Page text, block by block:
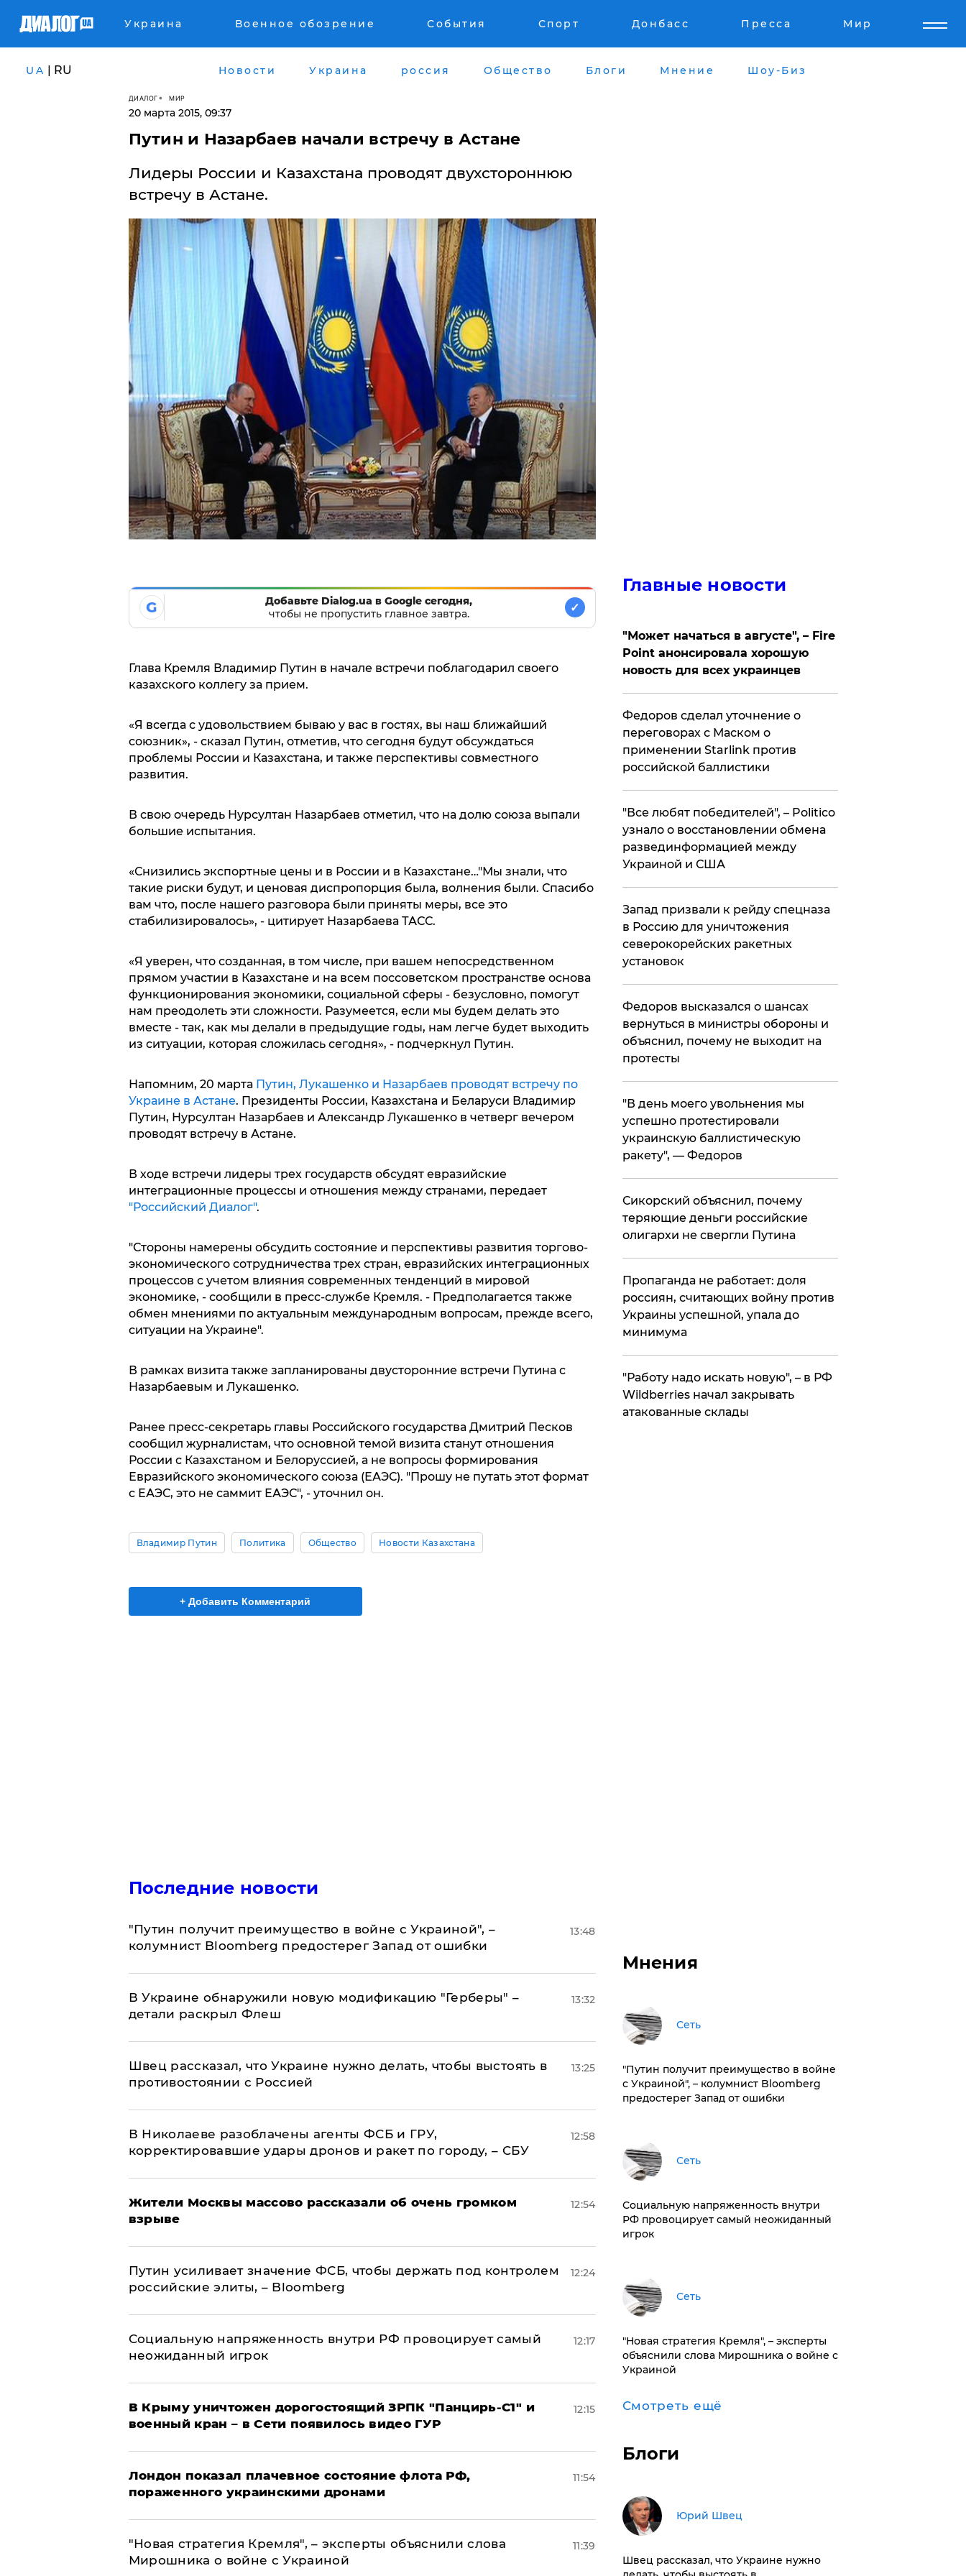
Украина Военное обозрение События Спорт Донбасс Пресса Мир
UA | RU Новости Украина россия Общество Блоги Мнение Шоу-Биз
ДИАЛОГ МИР
20 марта 2015, 09:37
​Путин и Назарбаев начали встречу в Астане
Лидеры России и Казахстана проводят двухстороннюю
встречу в Астане.
G
Добавьте Dialog.ua в Google сегодня,
чтобы не пропустить главное завтра.
✓
Глава Кремля Владимир Путин в начале встречи поблагодарил своего
казахского коллегу за прием.
«Я всегда с удовольствием бываю у вас в гостях, вы наш ближайший
союзник», - сказал Путин, отметив, что сегодня будут обсуждаться
проблемы России и Казахстана, и также перспективы совместного
развития.
В свою очередь Нурсултан Назарбаев отметил, что на долю союза выпали
большие испытания.
«Снизились экспортные цены и в России и в Казахстане…"Мы знали, что
такие риски будут, и ценовая диспропорция была, волнения были. Спасибо
вам что, после нашего разговора были приняты меры, все это
стабилизировалось», - цитирует Назарбаева ТАСС.
«Я уверен, что созданная, в том числе, при вашем непосредственном
прямом участии в Казахстане и на всем поссоветском пространстве основа
функционирования экономики, социальной сферы - безусловно, помогут
нам преодолеть эти сложности. Разумеется, если мы будем делать это
вместе - так, как мы делали в предыдущие годы, нам легче будет выходить
из ситуации, которая сложилась сегодня», - подчеркнул Путин.
Напомним, 20 марта Путин, Лукашенко и Назарбаев проводят встречу по
Украине в Астане. Президенты России, Казахстана и Беларуси Владимир
Путин, Нурсултан Назарбаев и Александр Лукашенко в четверг вечером
проводят встречу в Астане.
В ходе встречи лидеры трех государств обсудят евразийские
интеграционные процессы и отношения между странами, передает
"Российский Диалог".
"Стороны намерены обсудить состояние и перспективы развития торгово-
экономического сотрудничества трех стран, евразийских интеграционных
процессов с учетом влияния современных тенденций в мировой
экономике, - сообщили в пресс-службе Кремля. - Предполагается также
обмен мнениями по актуальным международным вопросам, прежде всего,
ситуации на Украине".
В рамках визита также запланированы двусторонние встречи Путина с
Назарбаевым и Лукашенко.
Ранее пресс-секретарь главы Российского государства Дмитрий Песков
сообщил журналистам, что основной темой визита станут отношения
России с Казахстаном и Белоруссией, а не вопросы формирования
Евразийского экономического союза (ЕАЭС). "Прошу не путать этот формат
с ЕАЭС, это не саммит ЕАЭС", - уточнил он.
Владимир Путин Политика Общество Новости Казахстана
+ Добавить Комментарий
Последние новости
"Путин получит преимущество в войне с Украиной", –
колумнист Bloomberg предостерег Запад от ошибки
13:48
В Украине обнаружили новую модификацию "Герберы" –
детали раскрыл Флеш
13:32
Швец рассказал, что Украине нужно делать, чтобы выстоять в
противостоянии с Россией
13:25
В Николаеве разоблачены агенты ФСБ и ГРУ,
корректировавшие удары дронов и ракет по городу, – СБУ
12:58
Жители Москвы массово рассказали об очень громком
взрыве
12:54
Путин усиливает значение ФСБ, чтобы держать под контролем
российские элиты, – Bloomberg
12:24
Социальную напряженность внутри РФ провоцирует самый
неожиданный игрок
12:17
В Крыму уничтожен дорогостоящий ЗРПК "Панцирь-С1" и
военный кран – в Сети появилось видео ГУР
12:15
Лондон показал плачевное состояние флота РФ,
пораженного украинскими дронами
11:54
"Новая стратегия Кремля", – эксперты объяснили слова
Мирошника о войне с Украиной
11:39
Главные новости
"Может начаться в августе", – Fire
Point анонсировала хорошую
новость для всех украинцев
Федоров сделал уточнение о
переговорах с Маском о
применении Starlink против
российской баллистики
​"Все любят победителей", – Politico
узнало о восстановлении обмена
развединформацией между
Украиной и США
Запад призвали к рейду спецназа
в Россию для уничтожения
северокорейских ракетных
установок
Федоров высказался о шансах
вернуться в министры обороны и
объяснил, почему не выходит на
протесты
​"В день моего увольнения мы
успешно протестировали
украинскую баллистическую
ракету", — Федоров
Сикорский объяснил, почему
теряющие деньги российские
олигархи не свергли Путина
​Пропаганда не работает: доля
россиян, считающих войну против
Украины успешной, упала до
минимума
"Работу надо искать новую", – в РФ
Wildberries начал закрывать
атакованные склады
Мнения
Сеть
"Путин получит преимущество в войне
с Украиной", – колумнист Bloomberg
предостерег Запад от ошибки
Сеть
Социальную напряженность внутри
РФ провоцирует самый неожиданный
игрок
Сеть
"Новая стратегия Кремля", – эксперты
объяснили слова Мирошника о войне с
Украиной
Смотреть ещё
Блоги
Юрий Швец
Швец рассказал, что Украине нужно